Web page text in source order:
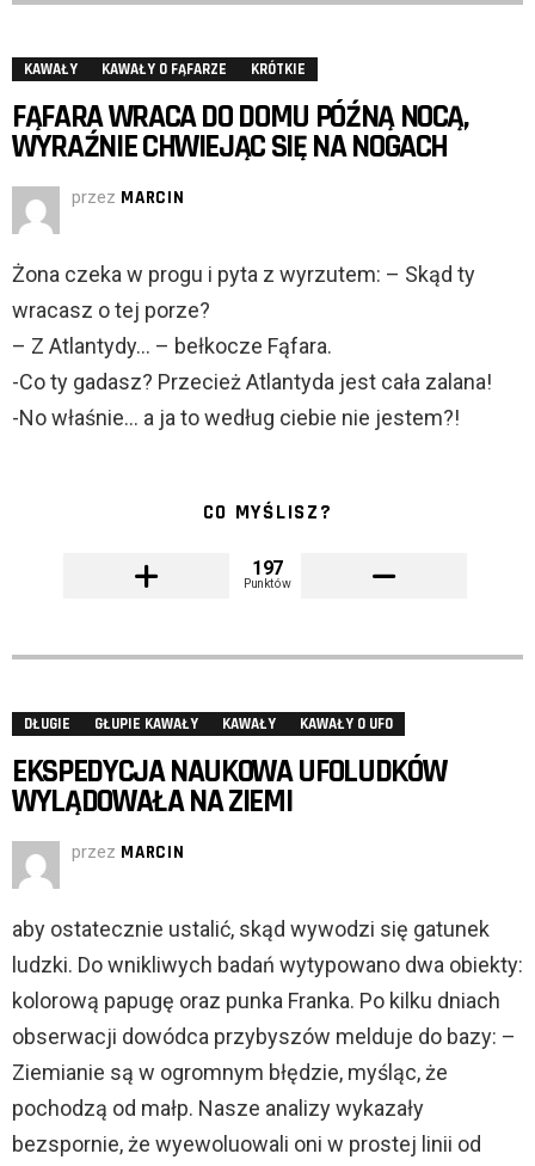
KAWAŁY KAWAŁY O FĄFARZE KRÓTKIE
FĄFARA WRACA DO DOMU PÓŹNĄ NOCĄ,
WYRAŹNIE CHWIEJĄC SIĘ NA NOGACH
przez MARCIN
Żona czeka w progu i pyta z wyrzutem: – Skąd ty
wracasz o tej porze?
– Z Atlantydy… – bełkocze Fąfara.
-Co ty gadasz? Przecież Atlantyda jest cała zalana!
-No właśnie… a ja to według ciebie nie jestem?!
CO MYŚLISZ?
197
Punktów
DŁUGIE GŁUPIE KAWAŁY KAWAŁY KAWAŁY O UFO
EKSPEDYCJA NAUKOWA UFOLUDKÓW
WYLĄDOWAŁA NA ZIEMI
przez MARCIN
aby ostatecznie ustalić, skąd wywodzi się gatunek
ludzki. Do wnikliwych badań wytypowano dwa obiekty:
kolorową papugę oraz punka Franka. Po kilku dniach
obserwacji dowódca przybyszów melduje do bazy: –
Ziemianie są w ogromnym błędzie, myśląc, że
pochodzą od małp. Nasze analizy wykazały
bezspornie, że wyewoluowali oni w prostej linii od